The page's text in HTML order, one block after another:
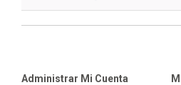
Administrar Mi Cuenta